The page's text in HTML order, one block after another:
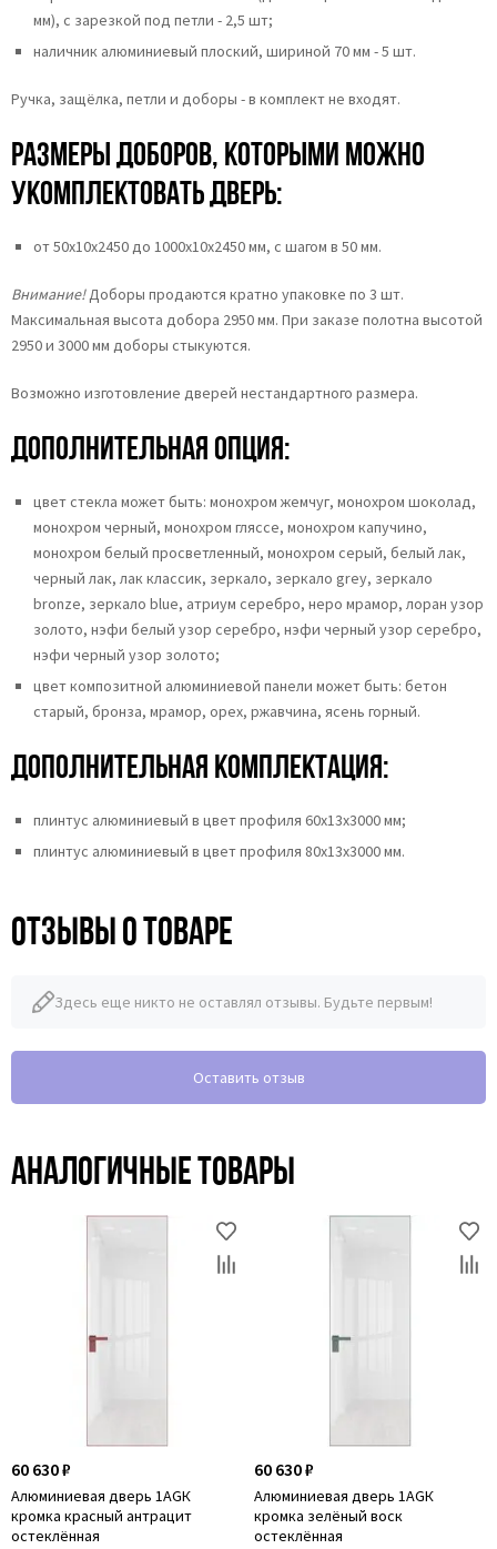
мм), с зарезкой под петли - 2,5 шт;
наличник алюминиевый плоский, шириной 70 мм - 5 шт.
Ручка, защёлка, петли и доборы - в комплект не входят.
Размеры доборов, которыми можно
укомплектовать дверь:
от 50х10х2450 до 1000х10х2450 мм, с шагом в 50 мм.
Внимание!Доборы продаются кратно упаковке по 3 шт.
Максимальная высота добора 2950 мм. При заказе полотна высотой
2950 и 3000 мм доборы стыкуются.
Возможно изготовление дверей нестандартного размера.
Дополнительная опция:
цвет стекла может быть: монохром жемчуг, монохром шоколад,
монохром черный, монохром гляссе, монохром капучино,
монохром белый просветленный, монохром серый, белый лак,
черный лак, лак классик, зеркало, зеркало grey, зеркало
bronze, зеркало blue, атриум серебро, неро мрамор, лоран узор
золото, нэфи белый узор серебро, нэфи черный узор серебро,
нэфи черный узор золото;
цвет композитной алюминиевой панели может быть: бетон
старый, бронза, мрамор, орех, ржавчина, ясень горный.
Дополнительная комплектация:
плинтус алюминиевый в цвет профиля 60х13х3000 мм;
плинтус алюминиевый в цвет профиля 80х13х3000 мм.
Отзывы о товаре
Здесь еще никто не оставлял отзывы. Будьте первым!
Оставить отзыв
Аналогичные товары
60 630 ₽
Алюминиевая дверь 1AGК
кромка красный антрацит
остеклённая
60 630 ₽
Алюминиевая дверь 1AGК
кромка зелёный воск
остеклённая